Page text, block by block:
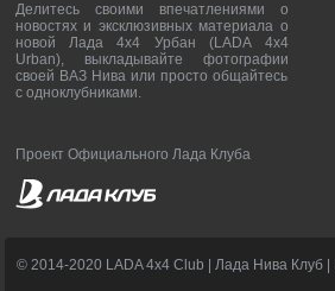
Делитесь своими впечатлениями о
новостях и эксклюзивных материала о
новой Лада 4х4 Урбан (LADA 4x4
Urban), выкладывайте фотографии
своей ВАЗ Нива или просто общайтесь
с одноклубниками.
Проект Официального Лада Клуба
© 2014-2020 LADA 4x4 Club | Лада Нива Клуб |